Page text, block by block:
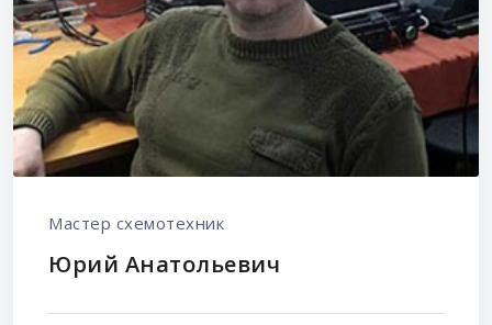
Мастер схемотехник
Юрий Анатольевич